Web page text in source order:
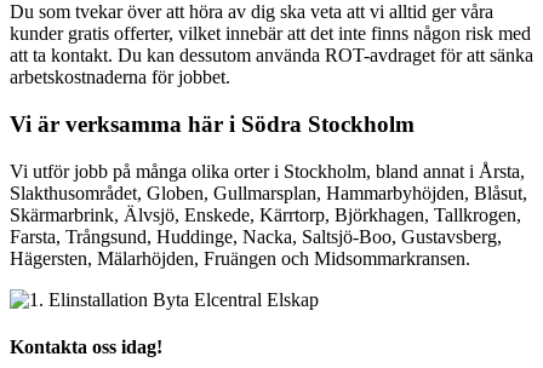
Du som tvekar över att höra av dig ska veta att vi alltid ger våra
kunder gratis offerter, vilket innebär att det inte finns någon risk med
att ta kontakt. Du kan dessutom använda ROT-avdraget för att sänka
arbetskostnaderna för jobbet.
Vi är verksamma här i Södra Stockholm
Vi utför jobb på många olika orter i Stockholm, bland annat i Årsta,
Slakthusområdet, Globen, Gullmarsplan, Hammarbyhöjden, Blåsut,
Skärmarbrink, Älvsjö, Enskede, Kärrtorp, Björkhagen, Tallkrogen,
Farsta, Trångsund, Huddinge, Nacka, Saltsjö-Boo, Gustavsberg,
Hägersten, Mälarhöjden, Fruängen och Midsommarkransen.
Kontakta oss idag!